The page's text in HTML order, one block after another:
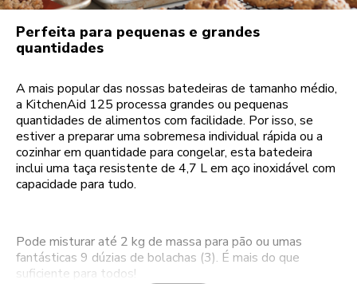
Perfeita para pequenas e grandes
quantidades
A mais popular das nossas batedeiras de tamanho médio,
a KitchenAid 125 processa grandes ou pequenas
quantidades de alimentos com facilidade. Por isso, se
estiver a preparar uma sobremesa individual rápida ou a
cozinhar em quantidade para congelar, esta batedeira
inclui uma taça resistente de 4,7 L em aço inoxidável com
capacidade para tudo.
Pode misturar até 2 kg de massa para pão ou umas
fantásticas 9 dúzias de bolachas (3). É mais do que
suficiente para todos!